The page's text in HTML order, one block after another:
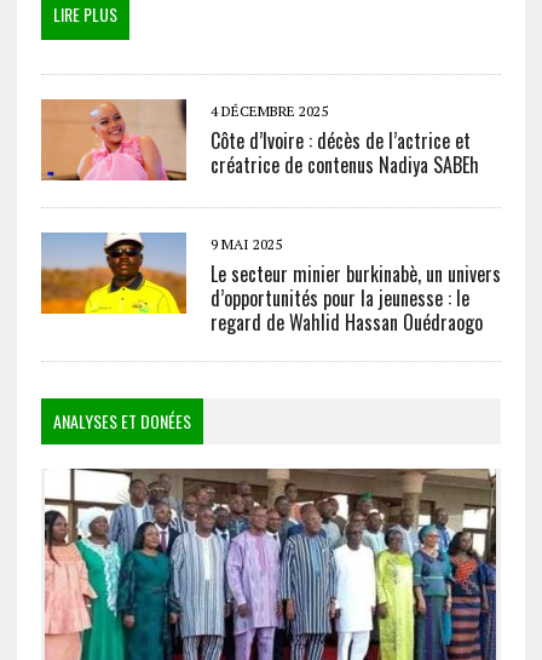
LIRE PLUS
4 DÉCEMBRE 2025
Côte d’Ivoire : décès de l’actrice et
créatrice de contenus Nadiya SABEh
9 MAI 2025
Le secteur minier burkinabè, un univers
d’opportunités pour la jeunesse : le
regard de Wahlid Hassan Ouédraogo
ANALYSES ET DONÉES